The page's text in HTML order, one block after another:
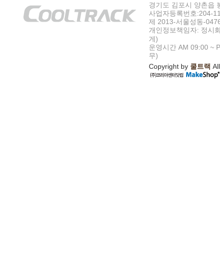
경기도 김포시 양촌읍
사업자등록번호:204-
제 2013-서울성동-
개인정보책임자: 정시
게)
운영시간 AM 09:00 ~
무)
Copyright by 쿨트랙